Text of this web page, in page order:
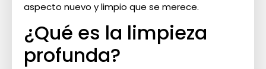
aspecto nuevo y limpio que se merece.
¿Qué es la limpieza
profunda?